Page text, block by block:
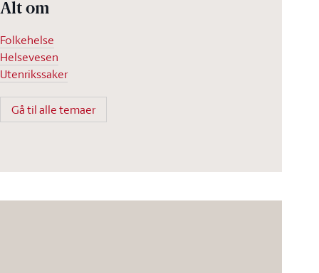
Alt om
Folkehelse
Helsevesen
Utenrikssaker
Gå til alle temaer